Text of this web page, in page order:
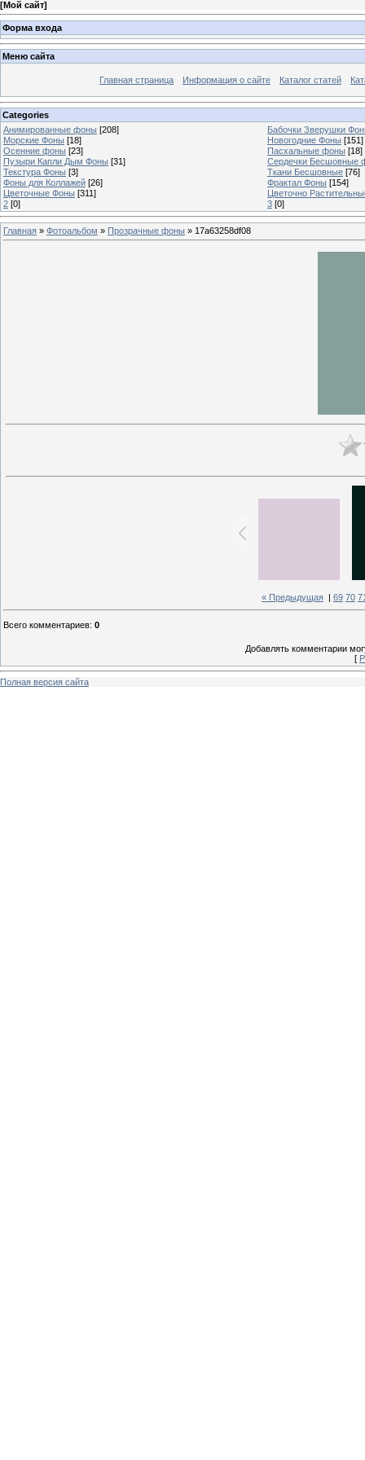
[Мой сайт]
Форма входа
Меню сайта
Главная страница Информация о сайте Каталог статей
Categories
Анимированные фоны [208]
Бабочки Зверушки
Морские Фоны [18] Новогодние Фоны [151]
Осенние фоны [23] Пасхальные фоны [18]
Пузыри Капли Дым Фоны [31]
Сердечки Бесшовные
Текстура Фоны [3] Ткани Бесшовные [76]
Фоны для Коллажей [26] Фрактал Фоны [154]
Цветочные Фоны [311]
Цветочно
2 [0] 3 [0]
Главная » Фотоальбом » Прозрачные фоны » 17a63258df08
« Предыдущая 69 70
Всего комментариев: 0
Добавлять комментарии
[
Полная версия сайта